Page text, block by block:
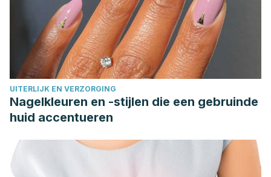
Jordana, G. B. (2010). Trastornos del estado de ánimo.
Farmaceutico Hospitales. https://doi.org/10.1016/b978-84-
458-2042-1.50035-0
León-Sanromà, M. (2015).Trastornos del ánimo.
UITERLIJK EN VERZORGING
Nagelkleuren en -stijlen die een gebruinde
huid accentueren